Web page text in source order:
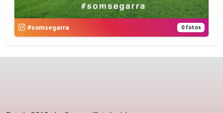
#somsegarra 0 fotos